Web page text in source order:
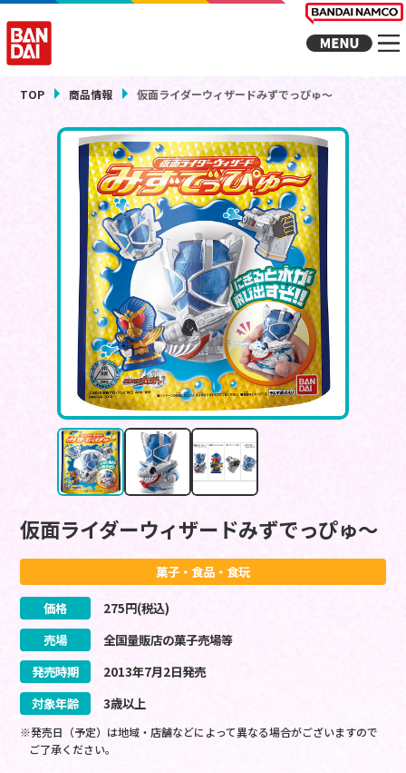
TOP 商品情報 仮面ライダーウィザードみずでっぴゅ～
仮面ライダーウィザードみずでっぴゅ～
菓子・食品・食玩
価格 275円(税込)
売場
全国量販店の菓子売場等
発売時期
2013年7月2日発売
対象年齢
3歳以上
※発売日（予定）は地域・店舗などによって異なる場合がございますので
ご了承ください。